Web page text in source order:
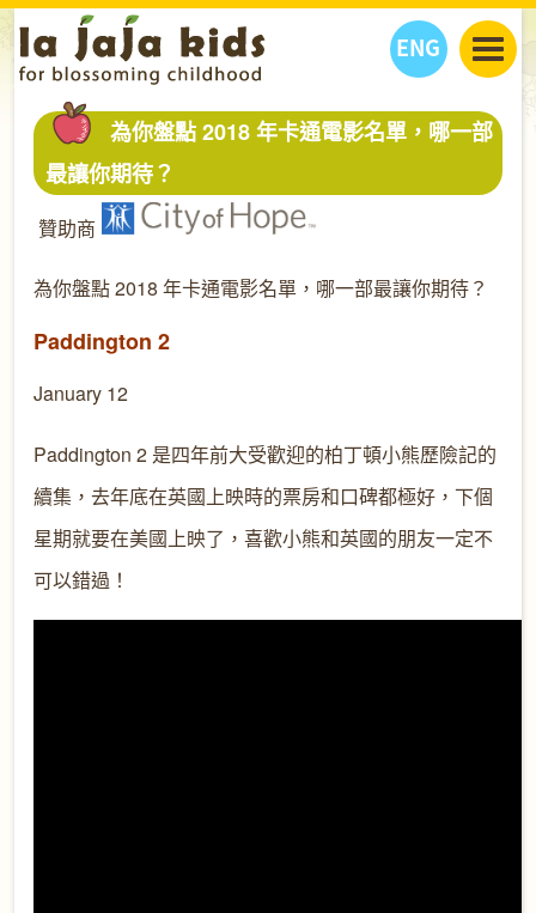
ENG
丫丫看天下
教學活動
丫丫活動
丫丫之選
健康生活館
關於我們
我們的故事
購物
為你盤點 2018 年卡通電影名單，哪一部
最讓你期待？
贊助商
為你盤點 2018 年卡通電影名單，哪一部最讓你期待？
Paddington 2
January 12
Paddington 2 是四年前大受歡迎的柏丁頓小熊歷險記的
續集，去年底在英國上映時的票房和口碑都極好，下個
星期就要在美國上映了，喜歡小熊和英國的朋友一定不
可以錯過！